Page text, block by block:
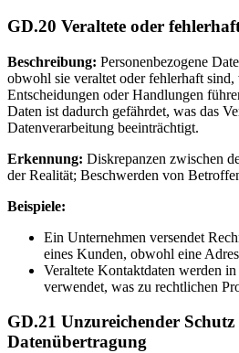
GD.20 Veraltete oder
Beschreibung: Personenbezogene
obwohl sie veraltet oder fehlerhaft sind,
Entscheidungen oder Handlungen
Daten ist dadurch gefährdet, was das
Datenverarbeitung beeinträchtigt.
Erkennung: Diskrepanzen zwischen
der Realität; Beschwerden von
Beispiele:
Ein Unternehmen versendet
eines Kunden, obwohl eine
Veraltete Kontaktdaten werden
verwendet, was zu rechtlichen
GD.21 Unzureichender Schutz
Datenübertragung